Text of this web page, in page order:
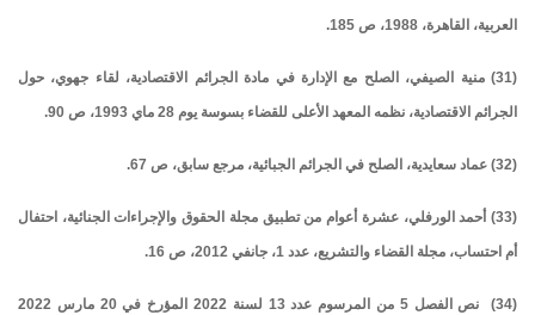
العربية، القاهرة، 1988، ص 185.
(31) منية الصيفي، الصلح مع الإدارة في مادة الجرائم الاقتصادية، لقاء جهوي، حول
الجرائم الاقتصادية، نظمه المعهد الأعلى للقضاء بسوسة يوم 28 ماي 1993، ص 90.
(32) عماد سعايدية، الصلح في الجرائم الجبائية، مرجع سابق، ص 67.
(33) أحمد الورفلي، عشرة أعوام من تطبيق مجلة الحقوق والإجراءات الجنائية، احتفال
أم احتساب، مجلة القضاء والتشريع، عدد 1، جانفي 2012، ص 16.
(34) نص الفصل 5 من المرسوم عدد 13 لسنة 2022 المؤرخ في 20 مارس 2022